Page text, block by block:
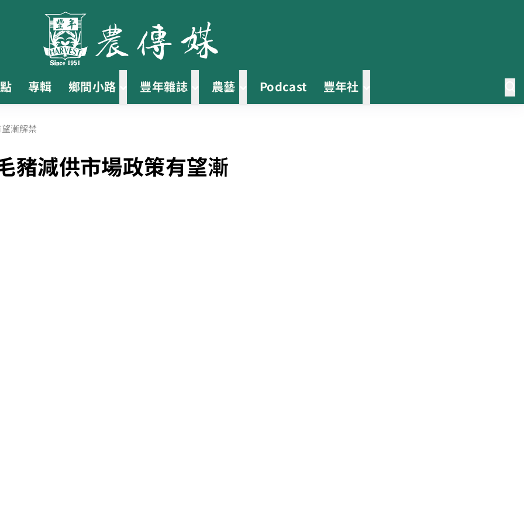
專輯 鄉間小路 豐年雜誌 農藝 Podcast 豐年社
漸解禁
減供市場政策有望漸